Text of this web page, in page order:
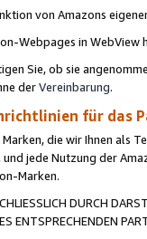
von Amazons
Webpages in WebView
Sie, ob sie
derVereinbarung.
für das
die wir Ihnen als
jede Nutzung der
Marken.
DURCH
ENTSPRECHENDEN